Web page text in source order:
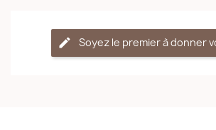
Soyez le premier à donner